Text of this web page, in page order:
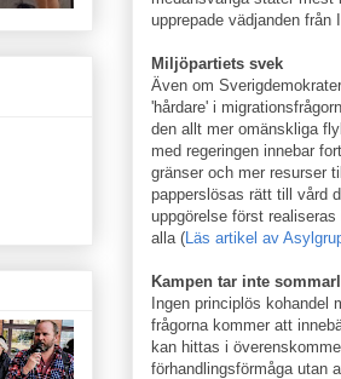
upprepade vädjanden från
Miljöpartiets svek
Även om
'hårdare' i
den allt mer omänskliga
med regeringen innebar
gränser och mer resurser
papperslösas rätt till vård
uppgörelse först
alla ( Läs artikel av
Kampen tar inte
Ingen principlös kohandel
frågorna kommer att
kan hittas i
förhandlingsförmåga utan